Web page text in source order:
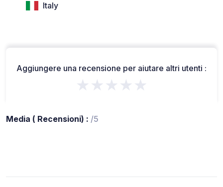
Italy
Aggiungere una recensione per aiutare altri utenti :
★★★★★
Media ( Recensioni) : /5